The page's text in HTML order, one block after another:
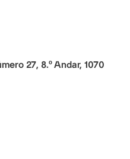
27, 8.º Andar, 1070